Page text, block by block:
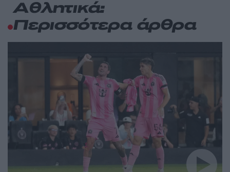
Αθλητικά:
Περισσότερα άρθρα